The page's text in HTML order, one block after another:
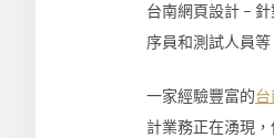
台南網頁設計 –
序員和測試人員
一家經驗豐富的
計業務正在湧現